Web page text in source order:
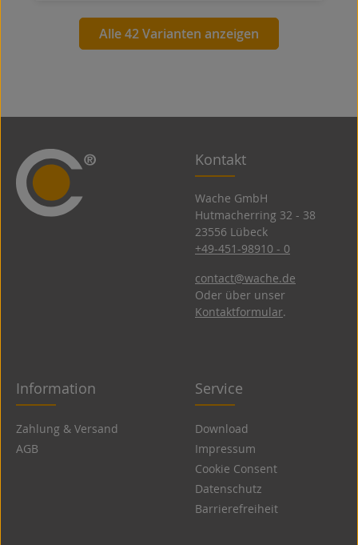
Alle 42 Varianten anzeigen
Kontakt
Wache GmbH
Hutmacherring 32 ­- 38
23556 Lübeck
+49-451-98910 - 0
contact@wache.de
Oder über unser
Kontaktformular.
Information
Zahlung & Versand
AGB
Service
Download
Impressum
Cookie Consent
Datenschutz
Barrierefreiheit